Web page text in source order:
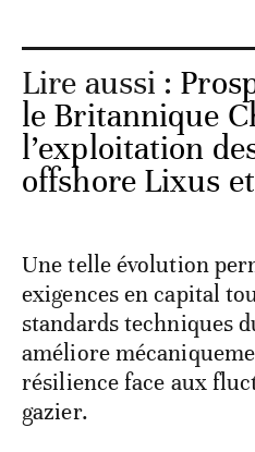
Lire aussi :
le Britannique
l’exploitation
offshore Lixus
Une telle évolution
exigences en capital
standards techniques
améliore
résilience face aux
gazier.